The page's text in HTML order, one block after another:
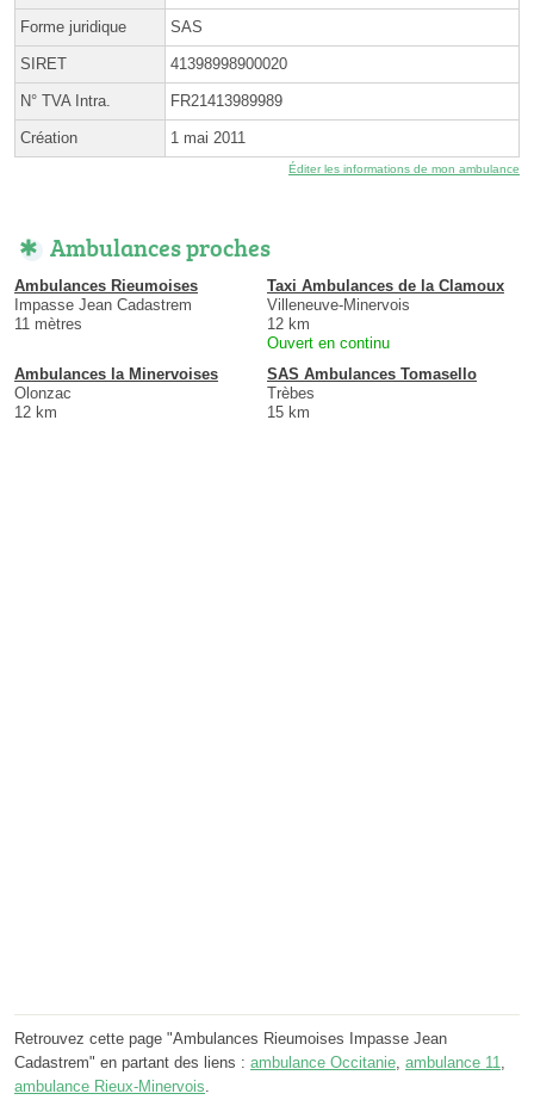
Forme juridique SAS
SIRET 41398998900020
N° TVA Intra. FR21413989989
Création 1 mai 2011
Éditer les informations de mon ambulance
Ambulances proches
Ambulances Rieumoises
Impasse Jean Cadastrem
11 mètres
Taxi Ambulances de la Clamoux
Villeneuve-Minervois
12 km
Ouvert en continu
Ambulances la Minervoises
Olonzac
12 km
SAS Ambulances Tomasello
Trèbes
15 km
Retrouvez cette page "Ambulances Rieumoises Impasse Jean
Cadastrem" en partant des liens : ambulance Occitanie ambulance 11
ambulance Rieux-Minervois